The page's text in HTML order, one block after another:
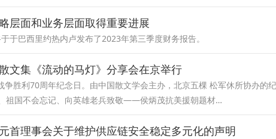
层面和业务层面取得重要进展
于巴西里约热内卢发布了2023年第三季度财务报告。
文集《流动的马灯》分享会在京举行
胜利70周年纪念日。由中国散文学会主办，北京五棵 松军休所协办的
祖国不会忘记、向英雄老兵致敬——侯炳茂抗美援朝题材…
首理事会关于维护供应链安全稳定多元化的声明